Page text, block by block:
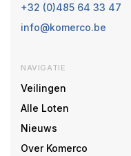
+32 (0)485 64 33 47
info@komerco.be
NAVIGATIE
Veilingen
Alle Loten
Nieuws
Over Komerco